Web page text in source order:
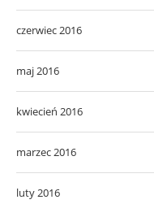
czerwiec 2016
maj 2016
kwiecień 2016
marzec 2016
luty 2016